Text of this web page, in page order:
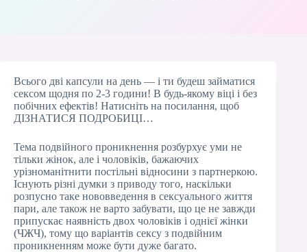
Всього дві капсули на день — і ти будеш займатися
сексом щодня по 2-3 години! В будь-якому віці і без
побічних ефектів! Натисніть на посилання, щоб
ДІЗНАТИСЯ ПОДРОБИЦІ…
Тема подвійного проникнення розбурхує уми не
тільки жінок, але і чоловіків, бажаючих
урізноманітнити постільні відносини з партнеркою.
Існують різні думки з приводу того, наскільки
розпусно таке нововведення в сексуального життя
пари, але також не варто забувати, що це не завжди
припускає наявність двох чоловіків і однієї жінки
(ЧЖЧ), тому що варіантів сексу з подвійним
проникненням може бути дуже багато.